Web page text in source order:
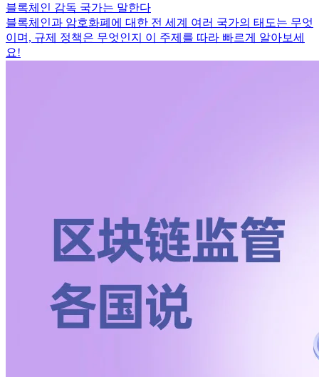
블록체인 감독 국가는 말한다
블록체인과 암호화폐에 대한 전 세계 여러 국가의 태도는 무엇
이며, 규제 정책은 무엇인지 이 주제를 따라 빠르게 알아보세
요!